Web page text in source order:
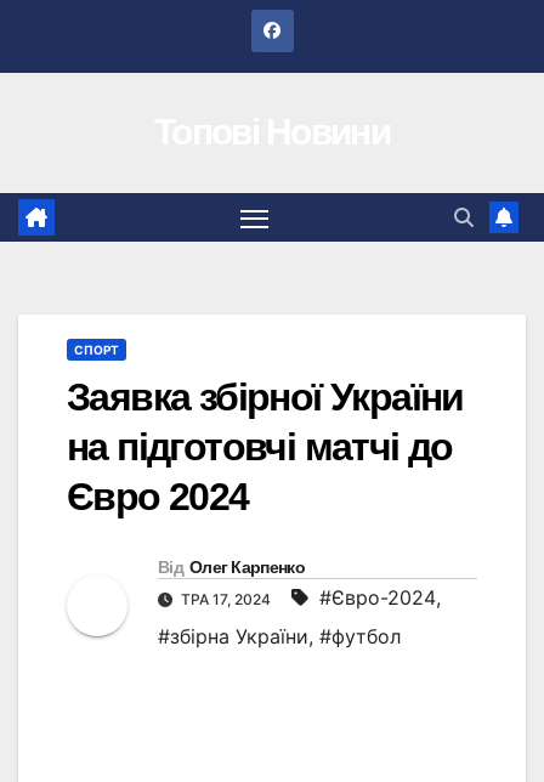
СПОРТ
Заявка збірної України
на підготовчі матчі до
Євро 2024
Від Олег Карпенко
ТРА 17, 2024 #Євро-2024,
#збірна України, #футбол